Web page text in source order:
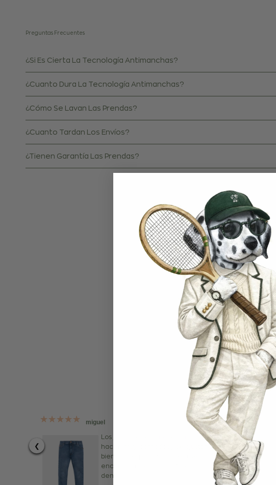
Preguntas Frecuentes
¿Si Es Cierta La Tecnología Antimanchas?
¿Cuanto Dura La Tecnología Antimanchas?
¿Cómo Se Lavan Las Prendas?
¿Cuanto Tardan Los Envíos?
¿Tienen Garantía Las Prendas?
"DANTE se ha
de ropa, y ahora
❮
miguel
Los jeans tienen una textura que los
hacen muy cómodos y se ajustan muy
bien al cuerpo. Los colores me
encantaron pues son diferentes a los
demás.